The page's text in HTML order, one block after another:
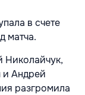
в счете
матча.
Николайчук,
Андрей
разгромила